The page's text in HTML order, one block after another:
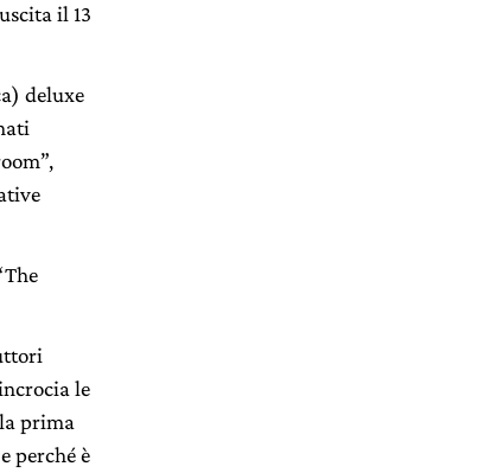
il 13
deluxe
le
prima
perché è